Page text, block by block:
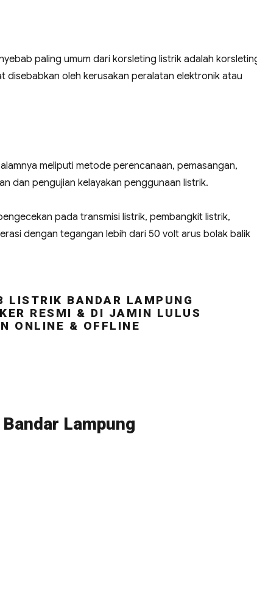
paling umum dari korsleting listrik adalah
oleh kerusakan peralatan elektronik atau
meliputi metode perencanaan, pemasangan,
dan pengujian kelayakan penggunaan listrik.
pada transmisi listrik, pembangkit listrik,
dengan tegangan lebih dari 50 volt arus bolak balik
LISTRIK BANDAR LAMPUNG
RESMI & DI JAMIN LULUS
ONLINE & OFFLINE
Lampung